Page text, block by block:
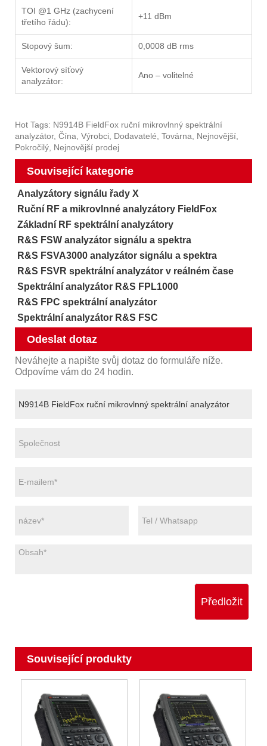
TOI @1 GHz (zachycení
třetího řádu):
+11 dBm
Stopový šum: 0,0008 dB rms
Vektorový síťový
analyzátor:
Ano – volitelné
Hot Tags: N9914B FieldFox ruční mikrovlnný spektrální
analyzátor, Čína, Výrobci, Dodavatelé, Továrna, Nejnovější,
Pokročilý, Nejnovější prodej
Související kategorie
Analyzátory signálu řady X
Ruční RF a mikrovlnné analyzátory FieldFox
Základní RF spektrální analyzátory
R&S FSW analyzátor signálu a spektra
R&S FSVA3000 analyzátor signálu a spektra
R&S FSVR spektrální analyzátor v reálném čase
Spektrální analyzátor R&S FPL1000
R&S FPC spektrální analyzátor
Spektrální analyzátor R&S FSC
Odeslat dotaz
Neváhejte a napište svůj dotaz do formuláře níže.
Odpovíme vám do 24 hodin.
Předložit
Související produkty